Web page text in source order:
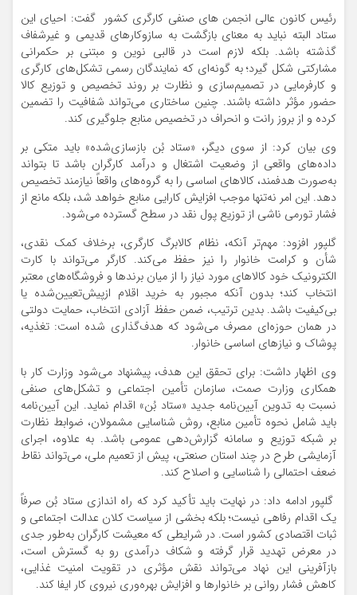
رئیس کانون عالی انجمن های صنفی کارگری کشور گفت: احیای این
ستاد البته نباید به معنای بازگشت به سازوکارهای قدیمی و غیرشفاف
گذشته باشد. بلکه لازم است در قالبی نوین و مبتنی بر حکمرانی
مشارکتی شکل گیرد؛ به گونه‌ای که نمایندگان رسمی تشکل‌های کارگری
و کارفرمایی در تصمیم‌سازی و نظارت بر روند تخصیص و توزیع کالا
حضور مؤثر داشته باشند. چنین ساختاری می‌تواند شفافیت را تضمین
کرده و از بروز رانت و انحراف در تخصیص منابع جلوگیری کند.
وی بیان کرد: از سوی دیگر، «ستاد بُن بازسازی‌شده» باید متکی بر
داده‌های واقعی از وضعیت اشتغال و درآمد کارگران باشد تا بتواند
به‌صورت هدفمند، کالاهای اساسی را به گروه‌های واقعاً نیازمند تخصیص
دهد. این امر نه‌تنها موجب افزایش کارایی منابع خواهد شد، بلکه مانع از
فشار تورمی ناشی از توزیع پول نقد در سطح گسترده می‌شود.
گلپور افزود: مهم‌تر آنکه، نظام کالابرگ کارگری، برخلاف کمک نقدی،
شأن و کرامت خانوار را نیز حفظ می‌کند. کارگر می‌تواند با کارت
الکترونیک خود کالاهای مورد نیاز را از میان برندها و فروشگاه‌های معتبر
انتخاب کند؛ بدون آنکه مجبور به خرید اقلام ازپیش‌تعیین‌شده یا
بی‌کیفیت باشد. بدین ترتیب، ضمن حفظ آزادی انتخاب، حمایت دولتی
در همان حوزه‌ای مصرف می‌شود که هدف‌گذاری شده است: تغذیه،
پوشاک و نیازهای اساسی خانوار.
وی اظهار داشت: برای تحقق این هدف، پیشنهاد می‌شود وزارت کار با
همکاری وزارت صمت، سازمان تأمین اجتماعی و تشکل‌های صنفی
نسبت به تدوین آیین‌نامه جدید «ستاد بُن» اقدام نماید. این آیین‌نامه
باید شامل نحوه تأمین منابع، روش شناسایی مشمولان، ضوابط نظارت
بر شبکه توزیع و سامانه گزارش‌دهی عمومی باشد. به علاوه، اجرای
آزمایشی طرح در چند استان صنعتی، پیش از تعمیم ملی، می‌تواند نقاط
ضعف احتمالی را شناسایی و اصلاح کند.
گلپور ادامه داد: در نهایت باید تأکید کرد که راه اندازی ستاد بُن صرفاً
یک اقدام رفاهی نیست؛ بلکه بخشی از سیاست کلان عدالت اجتماعی و
ثبات اقتصادی کشور است. در شرایطی که معیشت کارگران به‌طور جدی
در معرض تهدید قرار گرفته و شکاف درآمدی رو به گسترش است،
بازآفرینی این نهاد می‌تواند نقش مؤثری در تقویت امنیت غذایی،
کاهش فشار روانی بر خانوارها و افزایش بهره‌وری نیروی کار ایفا کند.